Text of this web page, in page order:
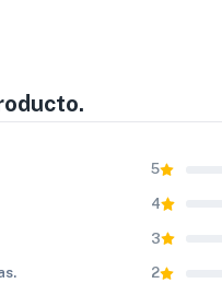
altamente competitivo. En
5
4
3
2